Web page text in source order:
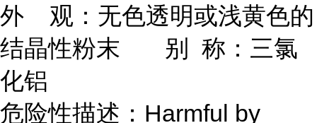
外 观：无色透明或浅黄色的
结晶性粉末 别 称：三氯
化铝
危险性描述：Harmful by